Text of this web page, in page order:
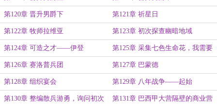
第120章 晋升男爵下 第121章 祈星日
第122章 牧师拉维亚 第123章 初次探查幽暗地域
第124章 可造之才——伊登 第125章 采集七色生命花，我需要
的是忠诚
第126章 赛洛普兵团 第127章 巴蒙德
第128章 组织宴会 第129章 八年战争——起始
第130章 整编散兵游勇，询问初次 第131章 巴西甲大营隔壁的商业营